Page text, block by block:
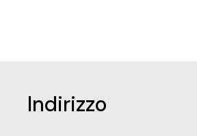
Indirizzo